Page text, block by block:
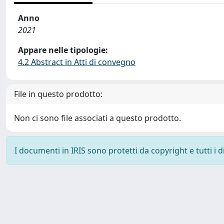
Anno
2021
Appare nelle tipologie:
4.2 Abstract in Atti di convegno
File in questo prodotto:
Non ci sono file associati a questo prodotto.
I documenti in IRIS sono protetti da copyright e tutti i